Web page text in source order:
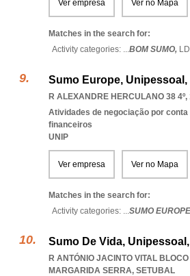
Ver empresa Ver no Mapa
Matches in the search for:
Activity categories: ...BOM SUMO,
Sumo Europe, Unipessoal,
R ALEXANDRE HERCULANO 38 4º,
Atividades de negociação por
financeiros
UNIP
Ver empresa Ver no Mapa
Matches in the search for:
Activity categories: ...SUMO
Sumo De Vida,
R ANTÓNIO JACINTO VITAL
MARGARIDA SERRA, SETUBAL